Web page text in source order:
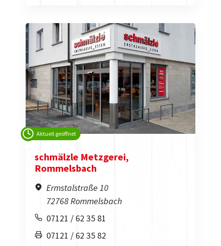
Aktuell geöffnet
schmälzle Metzgerei,
Rommelsbach
Ermstalstraße 10
72768 Rommelsbach
07121 / 62 35 81
07121 / 62 35 82